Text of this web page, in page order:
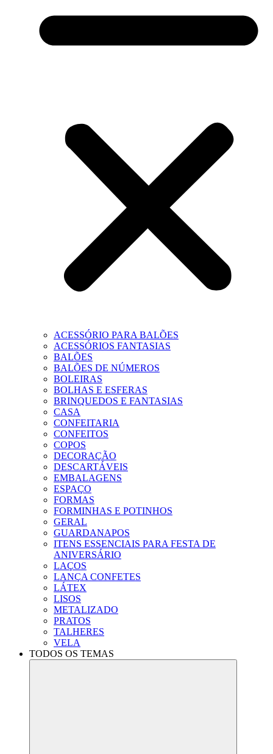
ACESSÓRIO PARA BALÕES
ACESSÓRIOS FANTASIAS
BALÕES
BALÕES DE NÚMEROS
BOLEIRAS
BOLHAS E ESFERAS
BRINQUEDOS E FANTASIAS
CASA
CONFEITARIA
CONFEITOS
COPOS
DECORAÇÃO
DESCARTÁVEIS
EMBALAGENS
ESPAÇO
FORMAS
FORMINHAS E POTINHOS
GERAL
GUARDANAPOS
ITENS ESSENCIAIS PARA FESTA DE
ANIVERSÁRIO
LAÇOS
LANÇA CONFETES
LÁTEX
LISOS
METALIZADO
PRATOS
TALHERES
VELA
TODOS OS TEMAS